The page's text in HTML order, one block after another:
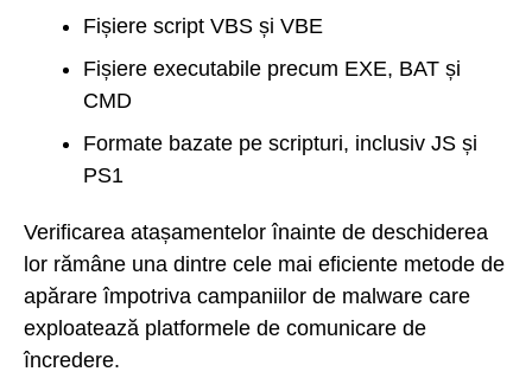
Fișiere script VBS și VBE
Fișiere executabile precum EXE, BAT și
CMD
Formate bazate pe scripturi, inclusiv JS și
PS1
Verificarea atașamentelor înainte de deschiderea
lor rămâne una dintre cele mai eficiente metode de
apărare împotriva campaniilor de malware care
exploatează platformele de comunicare de
încredere.